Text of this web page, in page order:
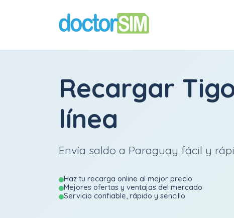
Recargar
línea
Envía saldo a Paraguay fácil y
Haz tu recarga online al mejor precio
Mejores ofertas y ventajas del mercado
Servicio confiable, rápido y sencillo